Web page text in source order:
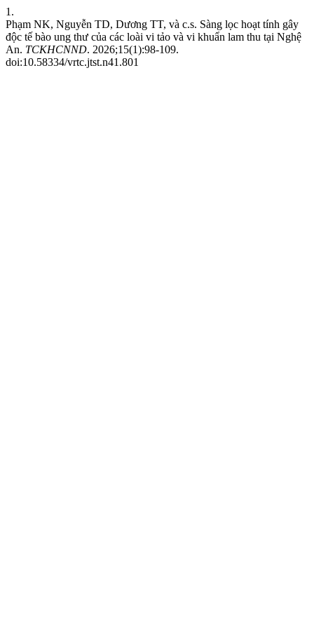
1.
Phạm NK, Nguyễn TD, Dương TT, và c.s. Sàng lọc hoạt tính gây
độc tế bào ung thư của các loài vi tảo và vi khuẩn lam thu tại Nghệ
An. TCKHCNND. 2026;15(1):98-109.
doi:10.58334/vrtc.jtst.n41.801